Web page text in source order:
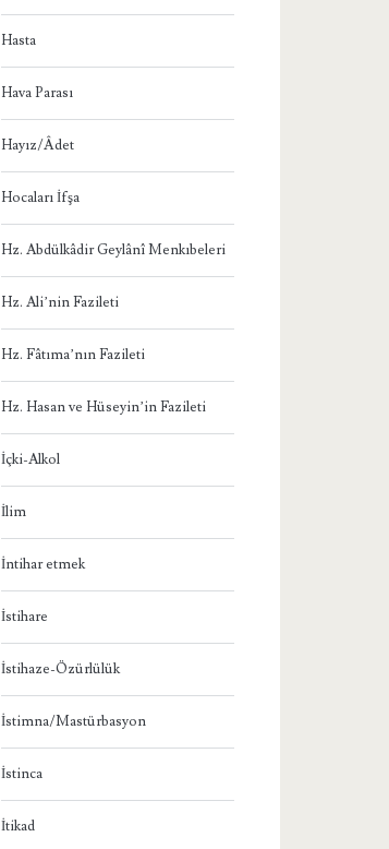
Hasta
Hava Parası
Hayız/Âdet
Hocaları İfşa
Hz. Abdülkâdir Geylânî Menkıbeleri
Hz. Ali’nin Fazileti
Hz. Fâtıma’nın Fazileti
Hz. Hasan ve Hüseyin’in Fazileti
İçki-Alkol
İlim
İntihar etmek
İstihare
İstihaze-Özürlülük
İstimna/Mastürbasyon
İstinca
İtikad